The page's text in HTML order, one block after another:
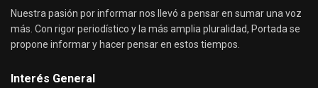
Nuestra pasión por informar nos llevó a pensar en sumar una voz
más. Con rigor periodístico y la más amplia pluralidad, Portada se
propone informar y hacer pensar en estos tiempos.
Interés General